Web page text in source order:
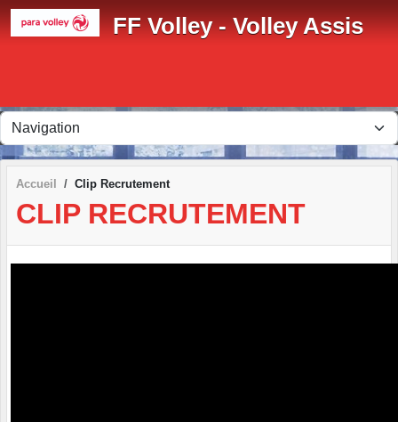
FF Volley - Volley Assis
Accueil Clip Recrutement
CLIP RECRUTEMENT
Panneau de gestion des cookies